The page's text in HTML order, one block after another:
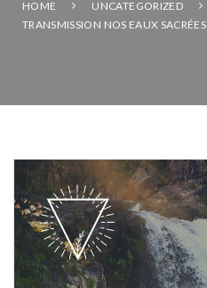
HOME
UNCATEGORIZED
TRANSMISSION NOS EAUX SACRÉES